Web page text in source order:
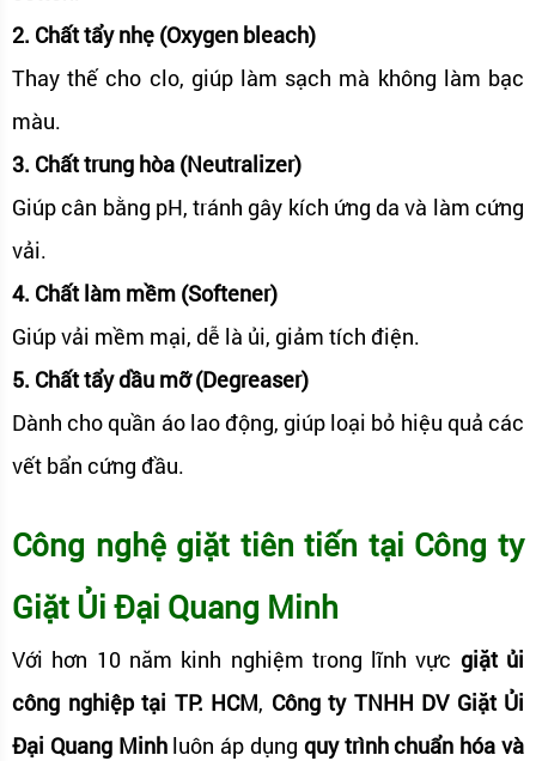
2. Chất tẩy nhẹ (Oxygen bleach)
Thay thế cho clo, giúp làm sạch mà không làm bạc
màu.
3. Chất trung hòa (Neutralizer)
Giúp cân bằng pH, tránh gây kích ứng da và làm cứng
vải.
4. Chất làm mềm (Softener)
Giúp vải mềm mại, dễ là ủi, giảm tích điện.
5. Chất tẩy dầu mỡ (Degreaser)
Dành cho quần áo lao động, giúp loại bỏ hiệu quả các
vết bẩn cứng đầu.
Công nghệ giặt tiên tiến tại Công ty
Giặt Ủi Đại Quang Minh
Với hơn 10 năm kinh nghiệm trong lĩnh vực giặt ủi
công nghiệp tại TP. HCM, Công ty TNHH DV Giặt Ủi
Đại Quang Minhluôn áp dụng quy trình chuẩn hóa và